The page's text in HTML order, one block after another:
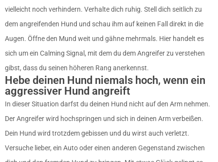
vielleicht noch verhindern. Verhalte dich ruhig. Stell dich seitlich zu
dem angreifenden Hund und schau ihm auf keinen Fall direkt in die
Augen. Öffne den Mund weit und gähne mehrmals. Hier handelt es
sich um ein Calming Signal, mit dem du dem Angreifer zu verstehen
gibst, dass du seinen höheren Rang anerkennst.
Hebe deinen Hund niemals hoch, wenn ein
aggressiver Hund angreift
In dieser Situation darfst du deinen Hund nicht auf den Arm nehmen.
Der Angreifer wird hochspringen und sich in deinen Arm verbeißen.
Dein Hund wird trotzdem gebissen und du wirst auch verletzt.
Versuche lieber, ein Auto oder einen anderen Gegenstand zwischen